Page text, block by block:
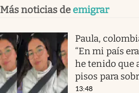
Más noticias de emigrar
Paula,
“En mi país
he tenido que
pisos para
13:48